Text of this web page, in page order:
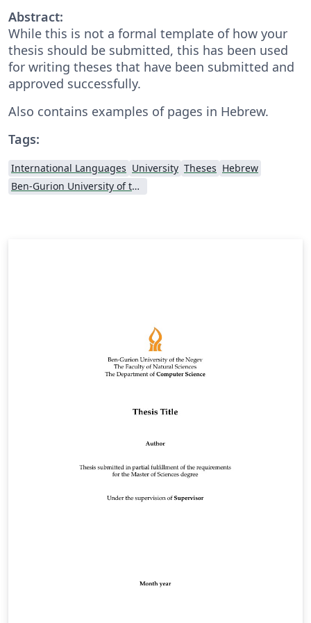
Abstract:
While this is not a formal template of how your
thesis should be submitted, this has been used
for writing theses that have been submitted and
approved successfully.
Also contains examples of pages in Hebrew.
Tags:
International Languages University Theses Hebrew
Ben-Gurion University of the Negev